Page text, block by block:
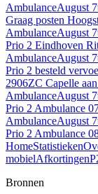
AmbulanceAugust
Graag posten
AmbulanceAugust
Prio 2 Eindhoven
AmbulanceAugust
Prio 2 besteld
2906ZC Capelle
AmbulanceAugust
Prio 2 Ambulance
AmbulanceAugust
Prio 2 Ambulance
HomeStatistieken
mobielAfkortingen
Bronnen